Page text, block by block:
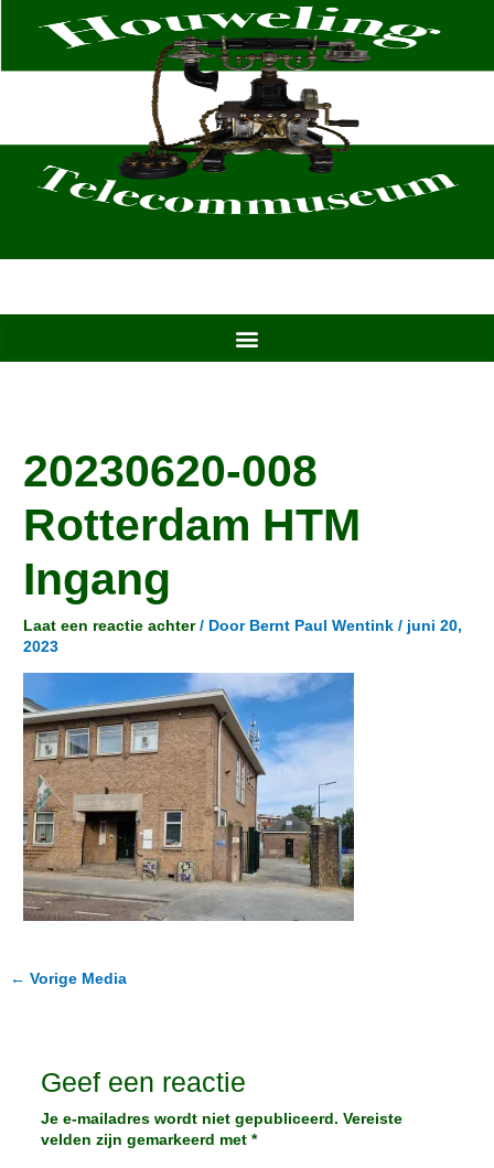
inhoud
20230620-008
Rotterdam HTM
Ingang
Laat een reactie achter / Door Bernt Paul Wentink/ juni 20,
2023
← Vorige Media
Geef een reactie
Je e-mailadres wordt niet gepubliceerd. Vereiste
velden zijn gemarkeerd met *